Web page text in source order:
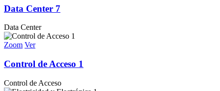
Data Center 7
Data Center
Zoom Ver
Control de Acceso 1
Control de Acceso